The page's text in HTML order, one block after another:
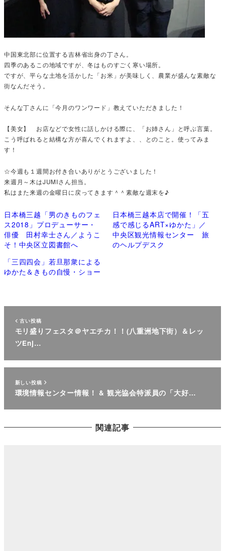
中国東北部に位置する吉林省出身の丁さん。
四季のあるこの地域ですが、冬はものすごく寒い場所。
ですが、平らな土地を活かした「お米」が美味しく、農業が盛んな素敵な
街なんだそう。
そんな丁さんに「今月のワンワード」教えていただきました！
【美女】 お店などで女性に話しかける際に、「お姉さん」と呼ぶ言葉。
こう呼ばれると結構な方が喜んでくれますよ、、とのこと。使ってみま
す！
☆今週も１週間お付き合いありがとうございました！
来週月～木はJUMIさん担当。
私はまた来週の金曜日に戻ってきます＾＾素敵な週末を♪
日本橋三越「男のきものフェ
ス2018」プロデューサー・
俳優 田村幸士さん／ようこ
そ！中央区立図書館へ
日本橋三越本店で開催！「五
感で感じるART×ゆかた」／
中央区観光情報センター 旅
のヘルプデスク
「三四四会」若旦那衆による
ゆかた＆きもの自慢・ショー
古い投稿
モリ盛りフェスタ＠ヤエチカ！！(八重洲地下街）＆レッ
ツEnj…
新しい投稿
環境情報センター情報！ & 観光協会特派員の「大好…
関連記事